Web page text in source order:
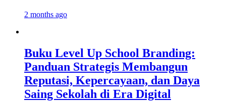
2 months ago
Buku Level Up School Branding:
Panduan Strategis Membangun
Reputasi, Kepercayaan, dan Daya
Saing Sekolah di Era Digital